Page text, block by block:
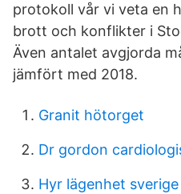
protokoll vår vi veta en
brott och konflikter i
Även antalet avgjorda
jämfört med 2018.
Granit hötorget
Dr gordon
Hyr lägenhet sverige